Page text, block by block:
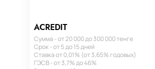
ACREDIT
Сумма - от 20 000 до 300 000 тенге
Срок - от 5 до 15 дней
Ставка от 0,01% (от 3,65% годовых)
ГЭСВ - от 3,7% до 46%